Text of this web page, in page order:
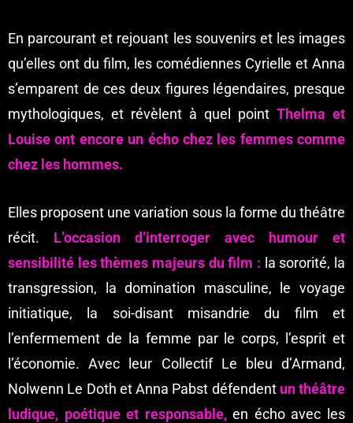
En parcourant et rejouant les souvenirs et les images
qu’elles ont du film, les comédiennes Cyrielle et Anna
s’emparent de ces deux figures légendaires, presque
mythologiques, et révèlent à quel point Thelma et
Louise ont encore un écho chez les femmes comme
chez les hommes.
Elles proposent une variation sous la forme du théâtre
récit. L’occasion d’interroger avec humour et
sensibilité les thèmes majeurs du film : la sororité, la
transgression, la domination masculine, le voyage
initiatique, la soi-disant misandrie du film et
l’enfermement de la femme par le corps, l’esprit et
l’économie. Avec leur Collectif Le bleu d’Armand,
Nolwenn Le Doth et Anna Pabst défendent un théâtre
ludique, poétique et responsable,en écho avec les